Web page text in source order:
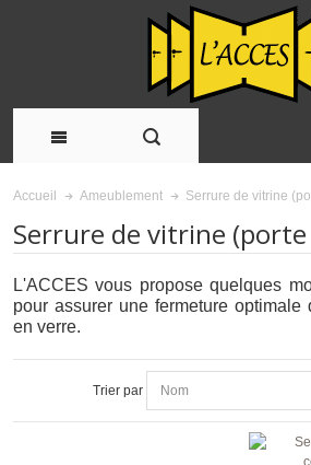
Accueil Ameublement Serrure de vitrine
Serrure de vitrine
L'ACCES vous propose quelques
pour assurer une fermeture optimale
en verre.
Trier par